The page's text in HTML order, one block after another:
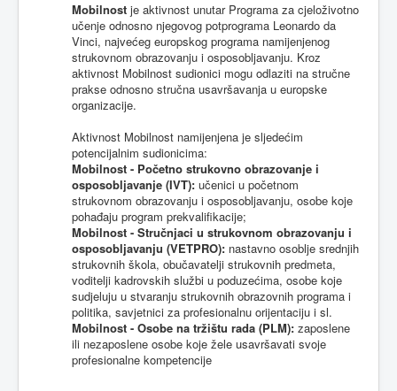
Mobilnost je aktivnost unutar Programa za cjeloživotno
učenje odnosno njegovog potprograma Leonardo da
Vinci, najvećeg europskog programa namijenjenog
strukovnom obrazovanju i osposobljavanju. Kroz
aktivnost Mobilnost sudionici mogu odlaziti na stručne
prakse odnosno stručna usavršavanja u europske
organizacije.
Aktivnost Mobilnost namijenjena je sljedećim
potencijalnim sudionicima:
Mobilnost - Početno strukovno obrazovanje i
osposobljavanje (IVT): učenici u početnom
strukovnom obrazovanju i osposobljavanju, osobe koje
pohađaju program prekvalifikacije;
Mobilnost - Stručnjaci u strukovnom obrazovanju i
osposobljavanju (VETPRO): nastavno osoblje srednjih
strukovnih škola, obučavatelji strukovnih predmeta,
voditelji kadrovskih službi u poduzećima, osobe koje
sudjeluju u stvaranju strukovnih obrazovnih programa i
politika, savjetnici za profesionalnu orijentaciju i sl.
Mobilnost - Osobe na tržištu rada (PLM): zaposlene
ili nezaposlene osobe koje žele usavršavati svoje
profesionalne kompetencije